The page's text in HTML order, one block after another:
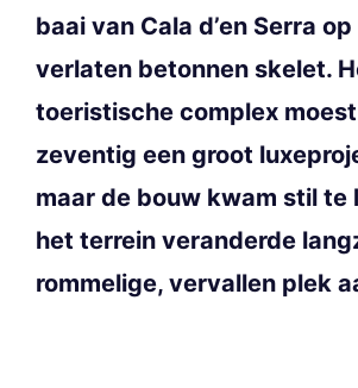
baai van Cala d’en Serra
verlaten betonnen skelet.
toeristische complex
zeventig een groot
maar de bouw kwam stil te
het terrein veranderde
rommelige, vervallen plek